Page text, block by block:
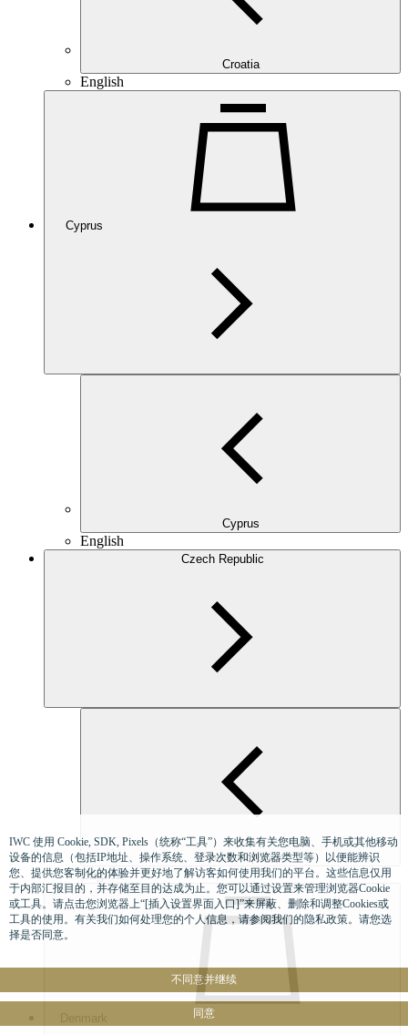
Croatia
English
Cyprus
Cyprus
English
Czech Republic
Czech Republic
English
Denmark
IWC 使用 Cookie, SDK, Pixels（统称“工具”）来收集有关您电脑、手机或其他移动
设备的信息（包括IP地址、操作系统、登录次数和浏览器类型等）以便能辨识
您、提供您客制化的体验并更好地了解访客如何使用我们的平台。这些信息仅用
于内部汇报目的，并存储至目的达成为止。您可以通过设置来管理浏览器Cookie
或工具。请点击您浏览器上“[插入设置界面入口]”来屏蔽、删除和调整Cookies或
工具的使用。有关我们如何处理您的个人信息，请参阅我们的隐私政策。请您选
择是否同意。
不同意并继续
同意